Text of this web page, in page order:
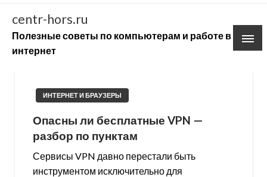
Skip
content
centr-hors.ru
Полезные советы по компьютерам и работе в
интернет
ИНТЕРНЕТ И БРАУЗЕРЫ
Опасны ли бесплатные VPN —
разбор по пунктам
Сервисы VPN давно перестали быть
инструментом исключительно для